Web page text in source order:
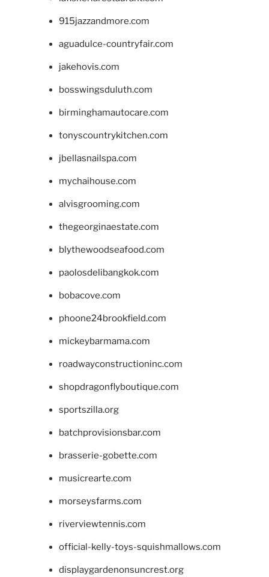
915jazzandmore.com
aguadulce-countryfair.com
jakehovis.com
bosswingsduluth.com
birminghamautocare.com
tonyscountrykitchen.com
jbellasnailspa.com
mychaihouse.com
alvisgrooming.com
thegeorginaestate.com
blythewoodseafood.com
paolosdelibangkok.com
bobacove.com
phoone24brookfield.com
mickeybarmama.com
roadwayconstructioninc.com
shopdragonflyboutique.com
sportszilla.org
batchprovisionsbar.com
brasserie-gobette.com
musicrearte.com
morseysfarms.com
riverviewtennis.com
official-kelly-toys-squishmallows.com
displaygardenonsuncrest.org